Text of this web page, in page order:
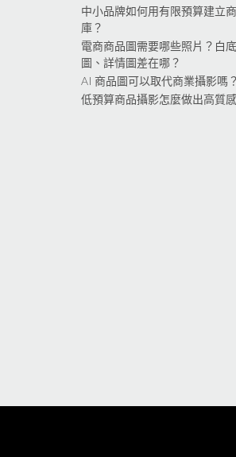
中小品牌如何用有限預算建立
庫？
電商商品圖需要哪些照片？白
圖、詳情圖差在哪？
AI 商品圖可以取代商業攝影嗎？
低預算商品攝影怎麼做出高質